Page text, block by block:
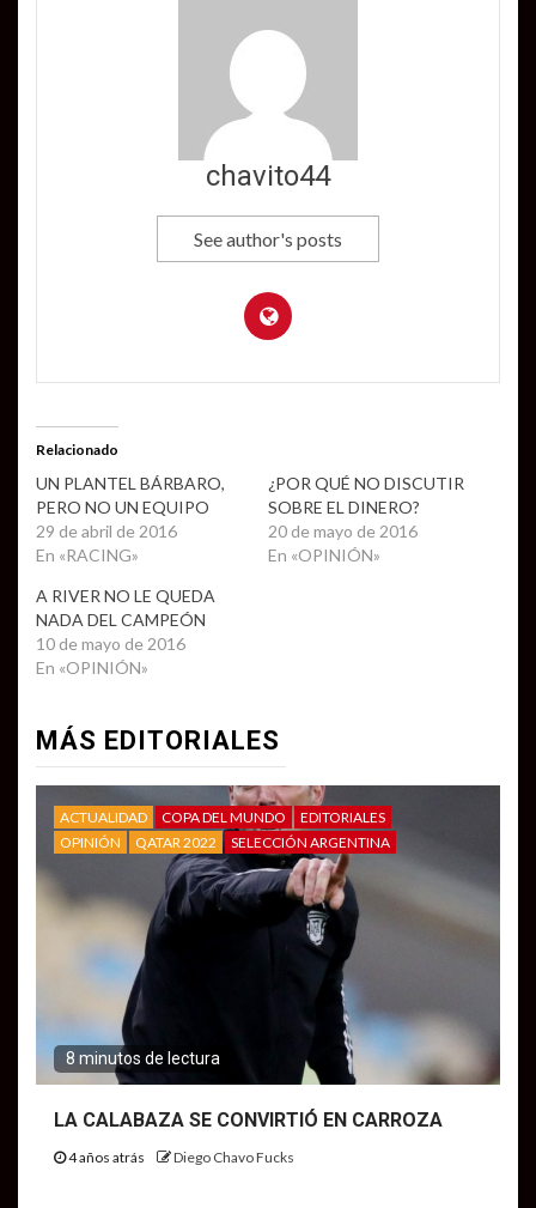
chavito44
See author's posts
Relacionado
UN PLANTEL BÁRBARO,
PERO NO UN EQUIPO
29 de abril de 2016
En «RACING»
¿POR QUÉ NO DISCUTIR
SOBRE EL DINERO?
20 de mayo de 2016
En «OPINIÓN»
A RIVER NO LE QUEDA
NADA DEL CAMPEÓN
10 de mayo de 2016
En «OPINIÓN»
MÁS EDITORIALES
ACTUALIDAD COPA DEL MUNDO
EDITORIALES
OPINIÓN
QATAR 2022 SELECCIÓN ARGENTINA
8 minutos de lectura
LA CALABAZA SE CONVIRTIÓ EN CARROZA
4 años atrás Diego Chavo Fucks